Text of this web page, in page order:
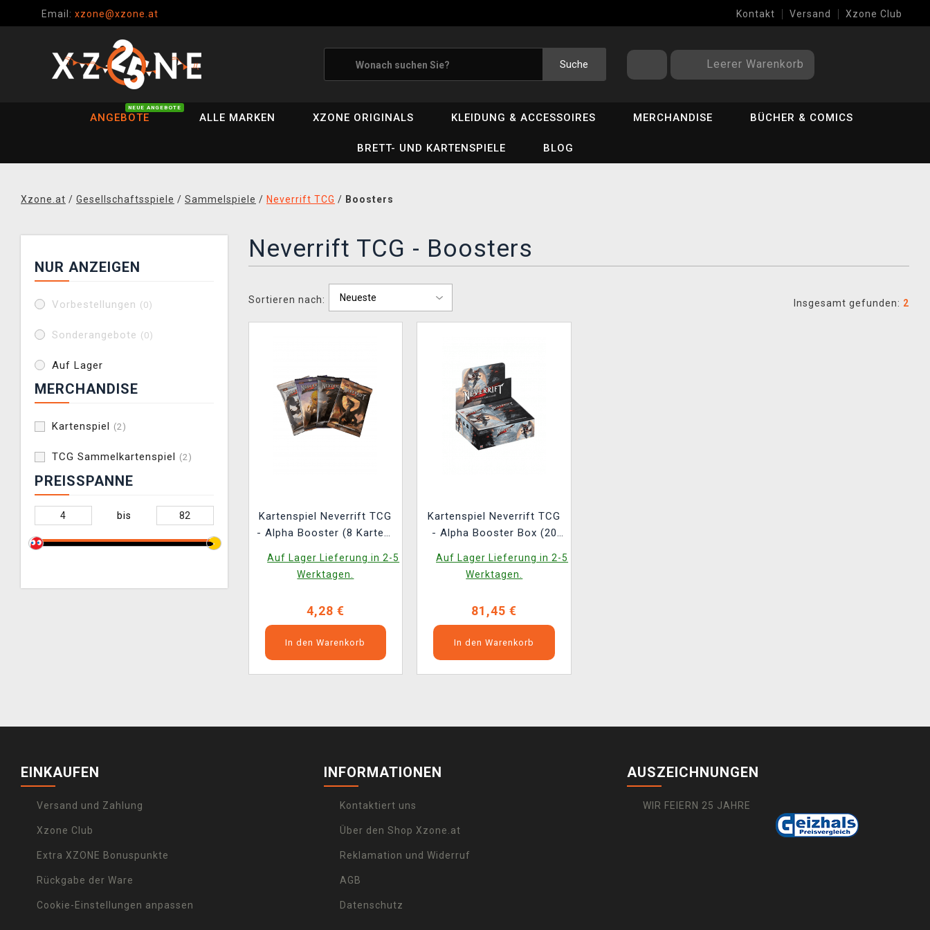
Email: xzone@xzone.at Kontakt Versand Xzone Club
Suche Leerer Warenkorb
ANGEBOTE
NEUE ANGEBOTE
ALLE MARKEN XZONE ORIGINALS KLEIDUNG & ACCESSOIRES MERCHANDISE BÜCHER & COMICS
BRETT- UND KARTENSPIELE BLOG
Xzone.at / Gesellschaftsspiele / Sammelspiele / Neverrift TCG / Boosters
NUR ANZEIGEN
Vorbestellungen (0)
Sonderangebote (0)
Auf Lager
MERCHANDISE
Kartenspiel (2)
TCG Sammelkartenspiel (2)
PREISSPANNE
bis
Neverrift TCG - Boosters
Sortieren nach: Insgesamt gefunden: 2
Kartenspiel Neverrift TCG
- Alpha Booster (8 Karten)
Auf Lager Lieferung in 2-5
Werktagen.
4,28 €
In den Warenkorb
Kartenspiel Neverrift TCG
- Alpha Booster Box (20
VERSION)
Auf Lager Lieferung in 2-5
Werktagen.
81,45 €
In den Warenkorb
EINKAUFEN
Versand und Zahlung
Xzone Club
Extra XZONE Bonuspunkte
Rückgabe der Ware
Cookie-Einstellungen anpassen
INFORMATIONEN
Kontaktiert uns
Über den Shop Xzone.at
Reklamation und Widerruf
AGB
Datenschutz
AUSZEICHNUNGEN
WIR FEIERN 25 JAHRE